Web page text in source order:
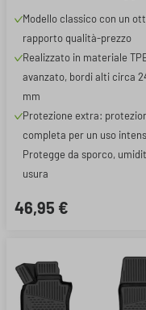
Modello classico con un
rapporto qualità-prezzo
Realizzato in materiale
avanzato, bordi alti circa
mm
Protezione extra:
completa per un uso
Protegge da sporco,
usura
46,95 €